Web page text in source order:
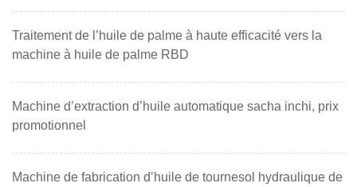
Traitement de l’huile de palme à haute efficacité vers la
machine à huile de palme RBD
Machine d’extraction d’huile automatique sacha inchi, prix
promotionnel
Machine de fabrication d’huile de tournesol hydraulique de